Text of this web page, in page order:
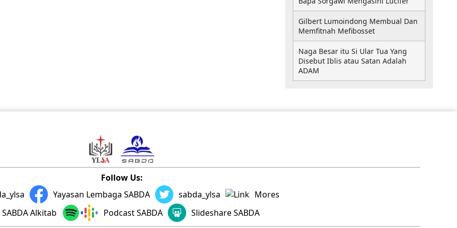
Gilbert Lumoindong Membual Dan
Memfitnah Mefibosset
Naga Besar itu Si Ular Tua Yang
Disebut Iblis atau Satan Adalah
ADAM
Follow Us:
Yayasan Lembaga SABDA sabda_ylsa
Mores
SABDA Alkitab
Podcast SABDA Slideshare SABDA